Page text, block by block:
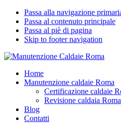
Passa alla navigazione
Passa al contenuto principale
Passa al piè di pagina
Skip to footer navigation
Manutenzione Caldaie Roma
Pronto Intervento Caldaie Roma
Home
Manutenzione caldaie Roma
Certificazione caldaie
Revisione caldaia Roma
Blog
Contatti